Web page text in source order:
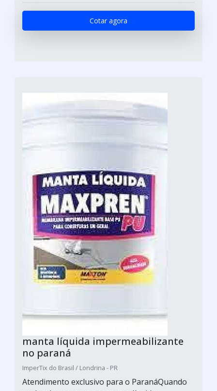
Cotar agora
manta líquida impermeabilizante
no paraná
ImperTix do Brasil / Londrina - PR
Atendimento exclusivo para o ParanáQuando